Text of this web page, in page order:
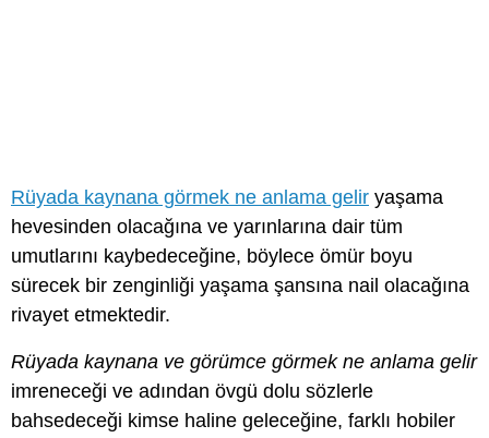
Rüyada kaynana görmek ne anlama gelir yaşama
hevesinden olacağına ve yarınlarına dair tüm
umutlarını kaybedeceğine, böylece ömür boyu
sürecek bir zenginliği yaşama şansına nail olacağına
rivayet etmektedir.
Rüyada kaynana ve görümce görmek ne anlama gelir
imreneceği ve adından övgü dolu sözlerle
bahsedeceği kimse haline geleceğine, farklı hobiler